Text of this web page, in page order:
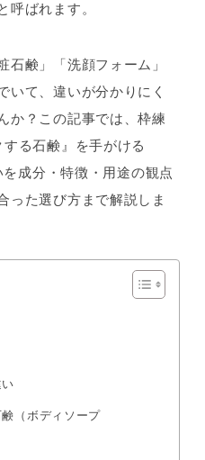
呼ばれます。
石鹸」「洗顔フォーム」
て、違いが分かりにく
か？この記事では、枠練
る石鹸』を手がける
成分・特徴・用途の観点
った選び方まで解説しま
（ボディソープ